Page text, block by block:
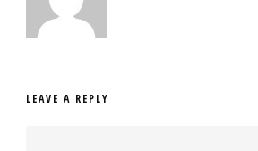
LEAVE A REPLY